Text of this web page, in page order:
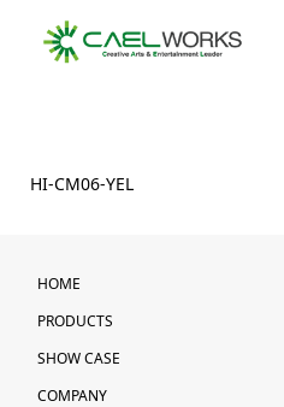
HI-CM06-YEL
HOME
PRODUCTS
SHOW CASE
COMPANY